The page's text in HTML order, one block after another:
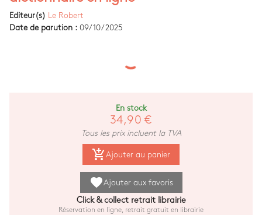
Editeur(s)
Le Robert
Date de parution : 09/10/2025
En stock
34,90 €
Tous les prix incluent la TVA
add_shopping_cart Ajouter au panier
favorite Ajouter aux favoris
Click & collect retrait librairie
Réservation en ligne, retrait gratuit en librairie